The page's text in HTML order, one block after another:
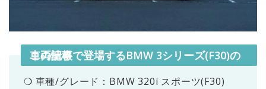
この記事で登場するBMW 3シリーズ(F30)の車両情報
❍ 車種/グレード：BMW 320i スポーツ(F30)